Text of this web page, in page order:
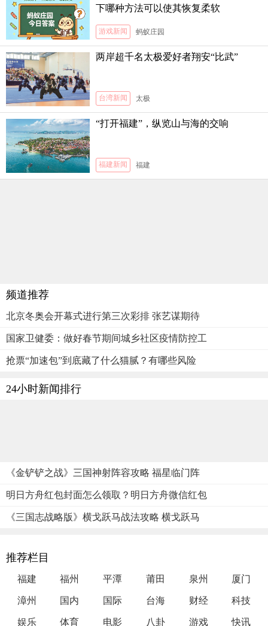
下哪种方法可以使其恢复柔软
游戏新闻 蚂蚁庄园
两岸超千名太极爱好者翔安“比武”
台湾新闻 太极
“打开福建”，纵览山与海的交响
福建新闻 福建
频道推荐
北京冬奥会开幕式进行第三次彩排 张艺谋期待
国家卫健委：做好春节期间城乡社区疫情防控工
抢票“加速包”到底藏了什么猫腻？有哪些风险
24小时新闻排行
《金铲铲之战》三国神射阵容攻略 福星临门阵
明日方舟红包封面怎么领取？明日方舟微信红包
《三国志战略版》横戈跃马战法攻略 横戈跃马
推荐栏目
福建 福州 平潭 莆田 泉州 厦门
漳州 国内 国际 台海 财经 科技
娱乐 体育 电影 八卦 游戏 快讯